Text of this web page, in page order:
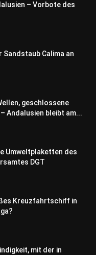
– Vorbote des
Sandstaub Calima an
geschlossene
Andalusien bleibt am...
Umweltplaketten des
DGT
Kreuzfahrtschiff in
mit der in